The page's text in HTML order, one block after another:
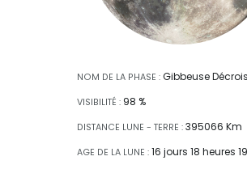
NOM DE LA PHASE : Gibbeuse
VISIBILITÉ : 98 %
DISTANCE LUNE - TERRE : 395066 Km
AGE DE LA LUNE : 16 jours 18 heures